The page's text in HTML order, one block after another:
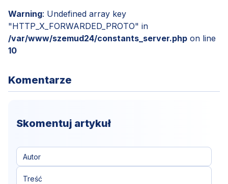
Warning: Undefined array key
"HTTP_X_FORWARDED_PROTO" in
/var/www/szemud24/constants_server.php on line
10
Komentarze
Skomentuj artykuł